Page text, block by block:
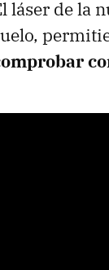
láser de la